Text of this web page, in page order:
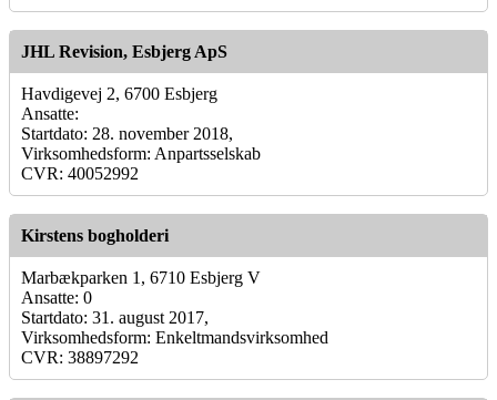
JHL Revision, Esbjerg ApS
Havdigevej 2, 6700 Esbjerg
Ansatte:
Startdato: 28. november 2018,
Virksomhedsform: Anpartsselskab
CVR: 40052992
Kirstens bogholderi
Marbækparken 1, 6710 Esbjerg V
Ansatte: 0
Startdato: 31. august 2017,
Virksomhedsform: Enkeltmandsvirksomhed
CVR: 38897292